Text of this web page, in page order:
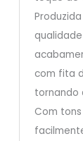
com fita
tornando
Com